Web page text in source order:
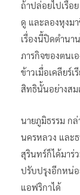
ถ้าปล่อยไปเรื่อ
ดู และลองหุงม
เรื่องนี้ปิดตำนา
ภารกิจของตนเ
ข้าวเมื่อเคลียร์
สิทธินั้นอย่างส
นายภูมิธรรม ก
นครหลวง และ
สุรินทร์ก็ได้มาร่
ปรับปรุงอีกหน่อ
แอฟริกาได้